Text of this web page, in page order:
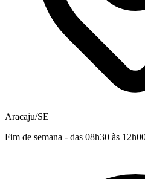
Aracaju/SE
Fim de semana - das 08h30 às